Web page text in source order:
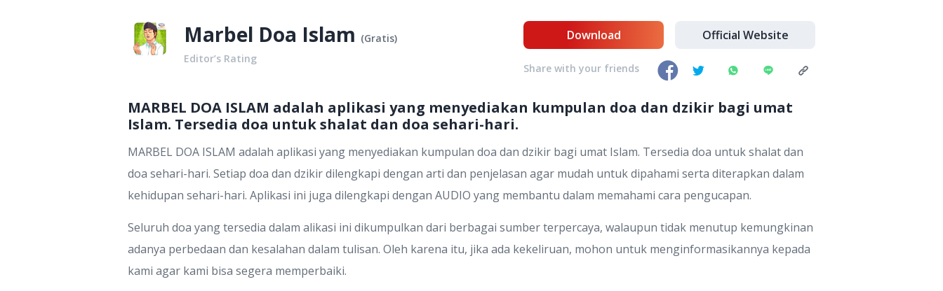
Marbel Doa Islam (Gratis)
Editor’s Rating
MARBEL DOA ISLAM adalah aplikasi yang menyediakan kumpulan doa dan dzikir bagi umat
Islam. Tersedia doa untuk shalat dan doa sehari-hari.
MARBEL DOA ISLAM adalah aplikasi yang menyediakan kumpulan doa dan dzikir bagi umat Islam. Tersedia doa untuk shalat dan
doa sehari-hari. Setiap doa dan dzikir dilengkapi dengan arti dan penjelasan agar mudah untuk dipahami serta diterapkan dalam
kehidupan sehari-hari. Aplikasi ini juga dilengkapi dengan AUDIO yang membantu dalam memahami cara pengucapan.
Seluruh doa yang tersedia dalam alikasi ini dikumpulkan dari berbagai sumber terpercaya, walaupun tidak menutup kemungkinan
adanya perbedaan dan kesalahan dalam tulisan. Oleh karena itu, jika ada kekeliruan, mohon untuk menginformasikannya kepada
kami agar kami bisa segera memperbaiki.
Download Official Website
Share with your friends